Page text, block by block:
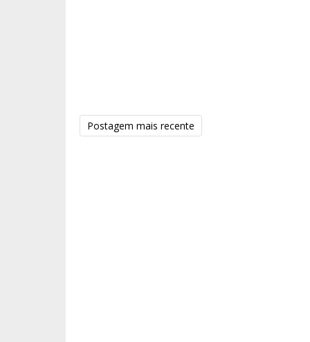
Postagem mais recente